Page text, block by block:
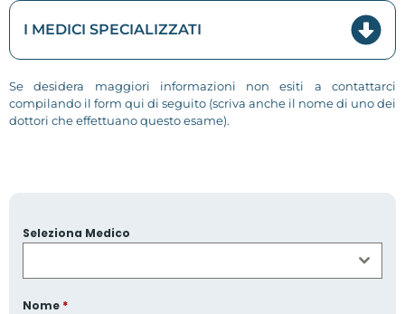
I MEDICI SPECIALIZZATI
Se desidera maggiori informazioni non esiti a contattarci
compilando il form qui di seguito (scriva anche il nome di uno dei
dottori che effettuano questo esame).
Seleziona Medico
Nome *